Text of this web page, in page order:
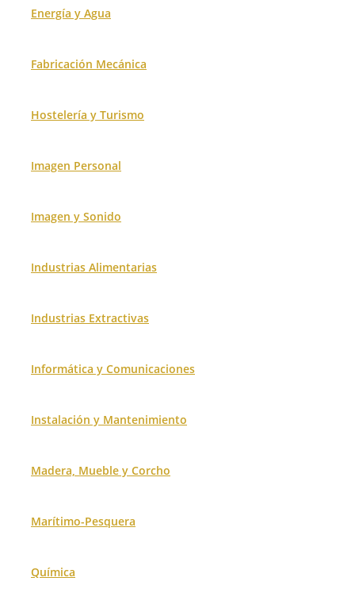
Energía y Agua
Fabricación Mecánica
Hostelería y Turismo
Imagen Personal
Imagen y Sonido
Industrias Alimentarias
Industrias Extractivas
Informática y Comunicaciones
Instalación y Mantenimiento
Madera, Mueble y Corcho
Marítimo-Pesquera
Química